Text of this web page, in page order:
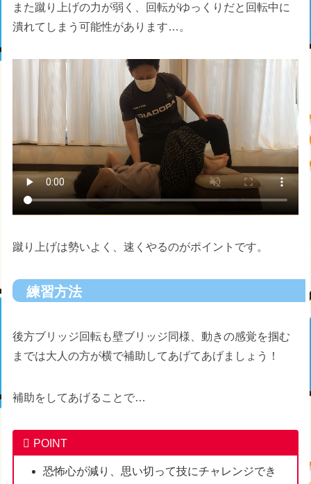
また蹴り上げの力が弱く、回転がゆっくりだと回転中に
潰れてしまう可能性があります…。
蹴り上げは勢いよく、速くやるのがポイントです。
練習方法
後方ブリッジ回転も壁ブリッジ同様、動きの感覚を掴む
までは大人の方が横で補助してあげてあげましょう！
補助をしてあげることで…
POINT
恐怖心が減り、思い切って技にチャレンジでき